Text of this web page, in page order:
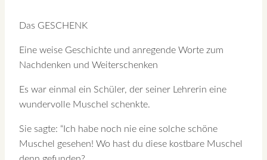
Das GESCHENK
Eine weise Geschichte und anregende Worte zum
Nachdenken und Weiterschenken
Es war einmal ein Schüler, der seiner Lehrerin eine
wundervolle Muschel schenkte.
Sie sagte: “Ich habe noch nie eine solche schöne
Muschel gesehen! Wo hast du diese kostbare Muschel